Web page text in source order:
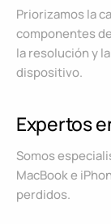
Priorizamos la
componentes
la resolución y
dispositivo.
Expertos
Somos
MacBook e
perdidos.